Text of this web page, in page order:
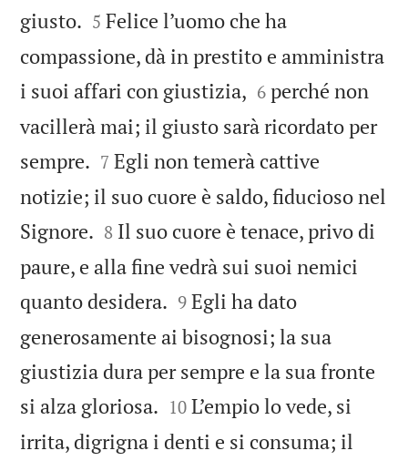
giusto. 

5 Felice l’uomo che ha
compassione, dà in prestito e amministra
i suoi affari con giustizia, 

6 perché non
vacillerà mai; il giusto sarà ricordato per
sempre. 

7 Egli non temerà cattive
notizie; il suo cuore è saldo, fiducioso nel
Signore. 

8 Il suo cuore è tenace, privo di
paure, e alla fine vedrà sui suoi nemici
quanto desidera. 

9 Egli ha dato
generosamente ai bisognosi; la sua
giustizia dura per sempre e la sua fronte
si alza gloriosa. 

10 L’empio lo vede, si
irrita, digrigna i denti e si consuma; il